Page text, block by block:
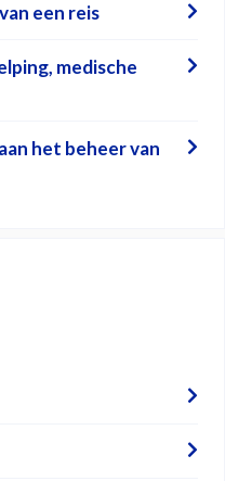
een reis
medische
het beheer van